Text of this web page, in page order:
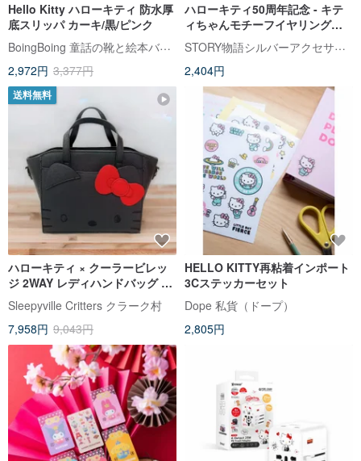
Hello Kitty ハローキティ 防水厚
底スリッパ カーキ/黒/ピンク
BoingBoing 童話の靴と絵本バッグ
2,972円 3,377円
ハローキティ50周年記念 - キテ
ィちゃんモチーフイヤリングセ
ット - スイーツ
STORY物語シルバーアクセサリー
2,404円
送料無料
ハローキティ × クーラービレッ
ジ 2WAY レディハンドバッグ ブ
ラック
Sleepyville Critters クラーク村
7,958円 9,043円
HELLO KITTY再粘着インポート
3Cステッカーセット
Dope 私貨（ドープ）
2,805円